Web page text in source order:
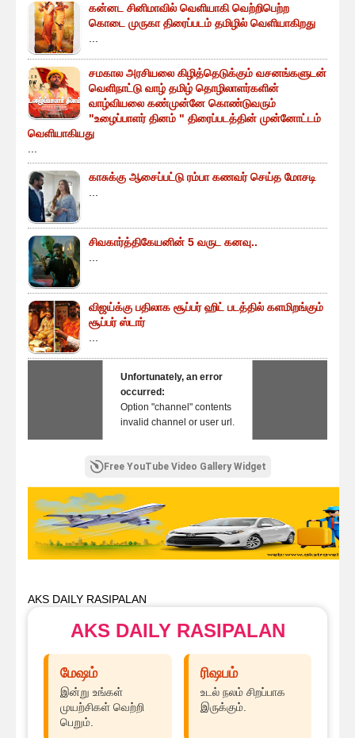
கன்னட சினிமாவில் வெளியாகி வெற்றிபெற்ற
கொடை முருகா திரைப்படம் தமிழில் வெளியாகிறது
சமகால அரசியலை கிழித்தெடுக்கும் வசனங்களுடன்
வெளிநாட்டு வாழ் தமிழ் தொழிலாளர்களின்
வாழ்வியலை கண்முன்னே கொண்டுவரும்
"உழைப்பாளர் தினம் " திரைப்படத்தின் முன்னோட்டம்
வெளியாகியது
காசுக்கு ஆசைப்பட்டு ரம்பா கணவர் செய்த மோசடி
சிவகார்த்திகேயனின் 5 வருட கனவு..
விஜய்க்கு பதிலாக சூப்பர் ஹிட் படத்தில் களமிறங்கும்
சூப்பர் ஸ்டார்
Unfortunately, an error
occurred:
Option "channel" contents
invalid channel or user url.
Free YouTube Video Gallery Widget
AKS DAILY RASIPALAN
AKS DAILY RASIPALAN
மேஷம்
இன்று உங்கள்
முயற்சிகள் வெற்றி
பெறும்.
ரிஷபம்
உடல் நலம் சிறப்பாக
இருக்கும்.